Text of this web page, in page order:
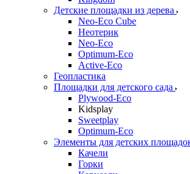
Детские площадки из дерева
Neo-Eco Cube
Неотерик
Neo-Eco
Оptimum-Еco
Active-Eco
Геопластика
Площадки для детского сада
Plywood-Eco
Kidsplay
Sweetplay
Оptimum-Еco
Элементы для детских
Качели
Горки